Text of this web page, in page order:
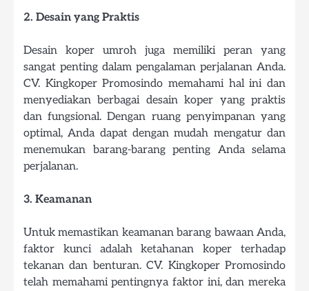
2. Desain yang Praktis
Desain koper umroh juga memiliki peran yang
sangat penting dalam pengalaman perjalanan Anda.
CV. Kingkoper Promosindo memahami hal ini dan
menyediakan berbagai desain koper yang praktis
dan fungsional. Dengan ruang penyimpanan yang
optimal, Anda dapat dengan mudah mengatur dan
menemukan barang-barang penting Anda selama
perjalanan.
3. Keamanan
Untuk memastikan keamanan barang bawaan Anda,
faktor kunci adalah ketahanan koper terhadap
tekanan dan benturan. CV. Kingkoper Promosindo
telah memahami pentingnya faktor ini, dan mereka